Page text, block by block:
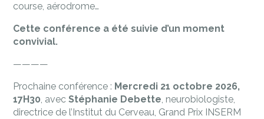
course, aérodrome…
Cette conférence a été suivie d’un moment
convivial.
————
Prochaine conférence : Mercredi 21 octobre 2026,
17H30, avecStéphanie Debette, neurobiologiste,
directrice de l’Institut du Cerveau, Grand Prix INSERM